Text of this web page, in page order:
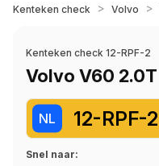
Kenteken check > Volvo >
Kenteken check 12-RPF-2
Volvo V60 2.0T
NL 12-RPF-2
Snel naar: